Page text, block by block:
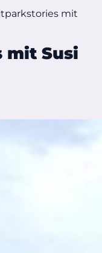
mit
mit Susi